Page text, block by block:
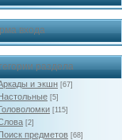
входа
раздела
и экшн [67]
[5]
[115]
[2]
предметов [68]